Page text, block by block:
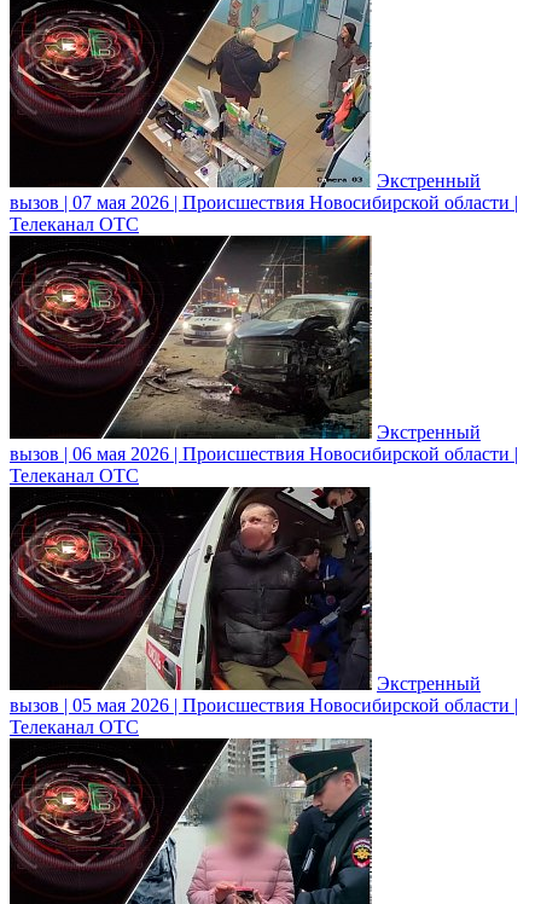
Экстренный
вызов | 07 мая 2026 | Происшествия Новосибирской области |
Телеканал ОТС
Экстренный
вызов | 06 мая 2026 | Происшествия Новосибирской области |
Телеканал ОТС
Экстренный
вызов | 05 мая 2026 | Происшествия Новосибирской области |
Телеканал ОТС